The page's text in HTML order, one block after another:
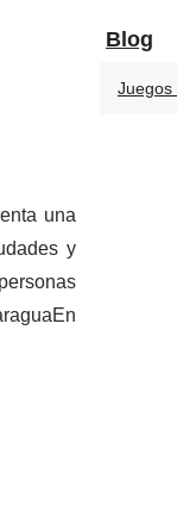
una
y
Blog
Juegos